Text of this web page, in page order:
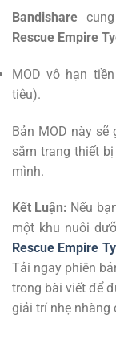
Bandishare
Rescue Empire
MOD vô hạn
tiêu).
Bản MOD này
sắm trang thiết
mình.
Kết Luận: Nếu
một khu nuôi
Rescue Empire
Tải ngay phiên
trong bài viết để
giải trí nhẹ nhàng